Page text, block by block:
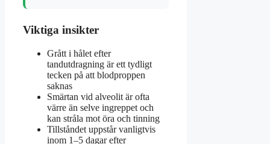
Viktiga insikter
Grått i hålet efter
tandutdragning är ett tydligt
tecken på att blodproppen
saknas
Smärtan vid alveolit är ofta
värre än selve ingreppet och
kan stråla mot öra och tinning
Tillståndet uppstår vanligtvis
inom 1–5 dagar efter